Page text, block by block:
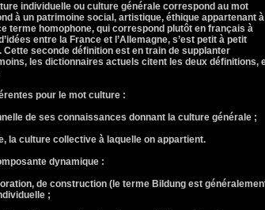
individuelle ou culture générale correspond au mot
à un patrimoine social, artistique, éthique appartenant à
terme homophone, qui correspond plutôt en français à
entre la France et l’Allemagne, s’est petit à petit
seconde définition est en train de supplanter
les dictionnaires actuels citent les deux définitions,
pour le mot culture :
de ses connaissances donnant la culture générale ;
la culture collective à laquelle on appartient.
dynamique :
de construction (le terme Bildung est
;